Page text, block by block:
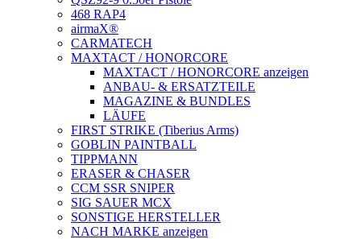
468 RAP4
airmaX®
CARMATECH
MAXTACT / HONORCORE
MAXTACT / HONORCORE anzeigen
ANBAU- & ERSATZTEILE
MAGAZINE & BUNDLES
LÄUFE
FIRST STRIKE (Tiberius Arms)
GOBLIN PAINTBALL
TIPPMANN
ERASER & CHASER
CCM SSR SNIPER
SIG SAUER MCX
SONSTIGE HERSTELLER
NACH MARKE anzeigen